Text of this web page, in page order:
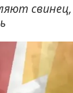
свинец,